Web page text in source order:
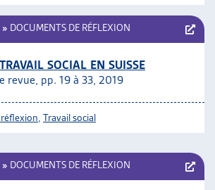
» DOCUMENTS DE RÉFLEXION
SOCIAL EN SUISSE
revue, pp. 19 à 33, 2019
Travail social
» DOCUMENTS DE RÉFLEXION